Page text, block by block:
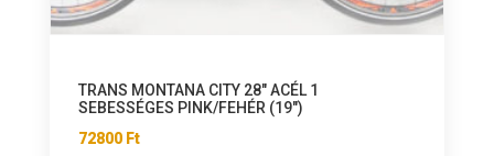
TRANS MONTANA CITY 28″ ACÉL 1
SEBESSÉGES PINK/FEHÉR (19″)
72800 Ft